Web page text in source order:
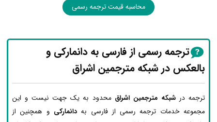
محاسبه قیمت ترجمه رسمی
ترجمه رسمی از فارسی به دانمارکی و
بالعکس در شبکه مترجمین اشراق
ترجمه درشبکه مترجمین اشراق محدود به یک جهت نیست و این
مجموعه خدمات ترجمه رسمی از فارسی بهدانمارکی و همچنین از